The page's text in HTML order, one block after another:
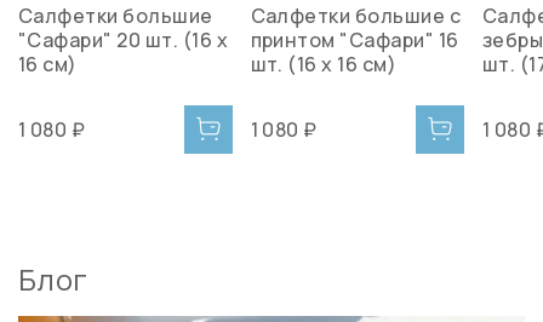
Салфетки большие
"Сафари" 20 шт. (16 х
16 см)
1 080 ₽
Салфетки большие с
принтом "Сафари" 16
шт. (16 х 16 см)
1 080 ₽
шт.
1 080
Блог